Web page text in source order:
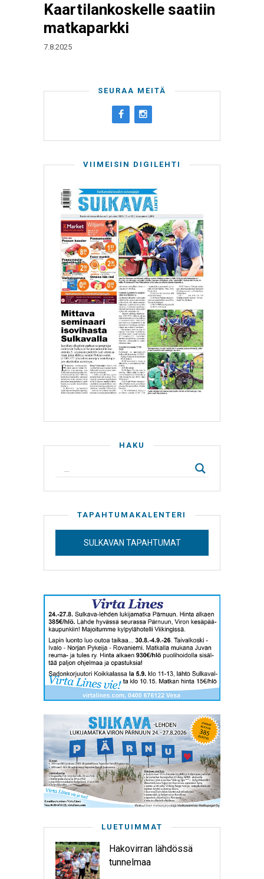
Kaartilankoskelle saatiin
matkaparkki
7.8.2025
SEURAA MEITÄ
VIIMEISIN DIGILEHTI
HAKU
TAPAHTUMAKALENTERI
SULKAVAN TAPAHTUMAT
LUETUIMMAT
Hakovirran lähdössä
tunnelmaa